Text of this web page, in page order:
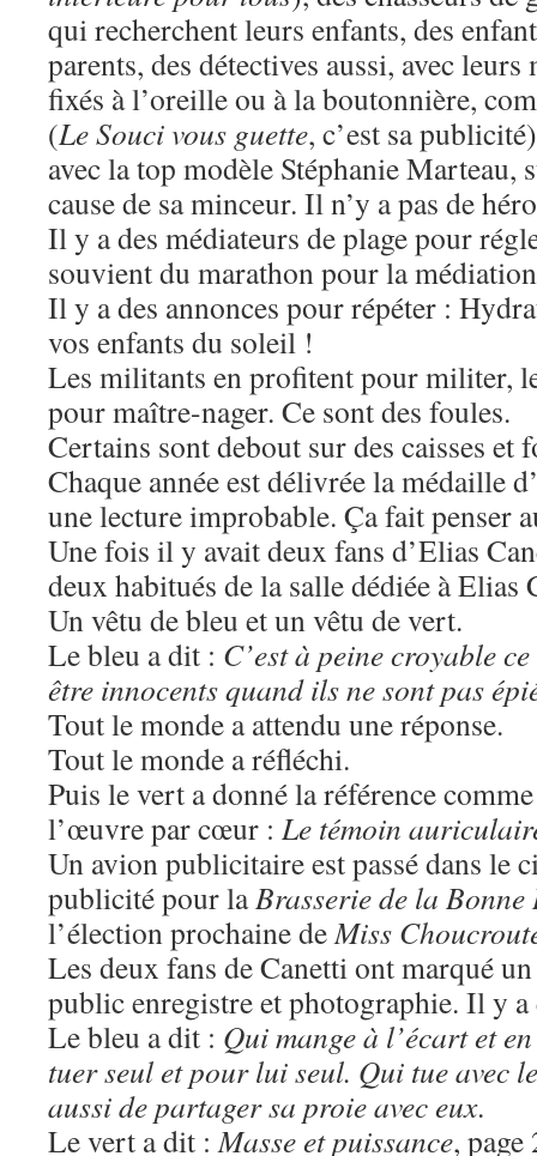
qui recherchent leurs enfants, des
parents, des détectives aussi, avec
fixés à l’oreille ou à la boutonnière,
(Le Souci vous guette, c’est sa
avec la top modèle Stéphanie Marteau,
cause de sa minceur. Il n’y a pas de
Il y a des médiateurs de plage pour
souvient du marathon pour la
Il y a des annonces pour répéter :
vos enfants du soleil !
Les militants en profitent pour militer,
pour maître-nager. Ce sont des foules.
Certains sont debout sur des caisses et
Chaque année est délivrée la médaille
une lecture improbable. Ça fait penser
Une fois il y avait deux fans d’Elias
deux habitués de la salle dédiée à Elias
Un vêtu de bleu et un vêtu de vert.
Le bleu a dit : C’est à peine croyable
être innocents quand ils ne sont pas
Tout le monde a attendu une réponse.
Tout le monde a réfléchi.
Puis le vert a donné la référence
l’œuvre par cœur : Le témoin
Un avion publicitaire est passé dans le
publicité pour laBrasserie de la
l’élection prochaine deMiss
Les deux fans de Canetti ont marqué
public enregistre et photographie. Il y a
Le bleu a dit : Qui mange à l’écart et
tuer seul et pour lui seul. Qui tue avec
aussi de partager sa proie avec eux.
Le vert a dit :Masse et puissance, page